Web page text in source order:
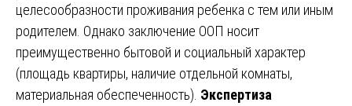
целесообразности проживания ребенка с тем или иным
родителем. Однако заключение ООП носит
преимущественно бытовой и социальный характер
(площадь квартиры, наличие отдельной комнаты,
материальная обеспеченность). Экспертиза